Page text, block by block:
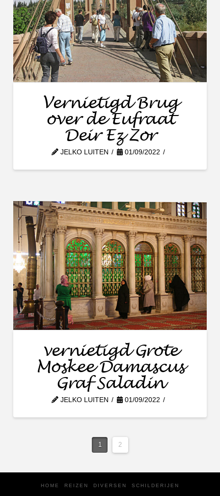
Vernietigd Brug
over de Eufraat
Deir Ez Zor
JELKO LUITEN 01/09/2022
vernietigd Grote
Moskee Damascus
Graf Saladin
JELKO LUITEN 01/09/2022
1 2
HOME REIZEN DIVERSEN SCHILDERIJEN